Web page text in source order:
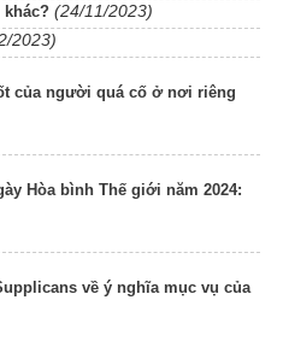
khác? (24/11/2023)
2023)
của người quá cố ở nơi riêng
Hòa bình Thế giới năm 2024:
về ý nghĩa mục vụ của